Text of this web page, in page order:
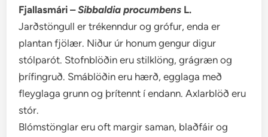
Fjallasmári –Sibbaldia procumbens L.
Jarðstöngull er trékenndur og grófur, enda er
plantan fjölær. Niður úr honum gengur digur
stólparót. Stofnblöðin eru stilklöng, grágræn og
þrífingruð. Smáblöðin eru hærð, egglaga með
fleyglaga grunn og þrítennt í endann. Axlarblöð eru
stór.
Blómstönglar eru oft margir saman, blaðfáir og